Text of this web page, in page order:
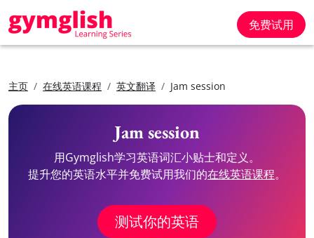
免费试用
主页 在线英语课程 英文翻译 Jam session
Jam session
用Gymglish学习英语词汇小贴士和定义。
提升您的英语水平并免费试用我们的在线英语课程。
测试你的英语